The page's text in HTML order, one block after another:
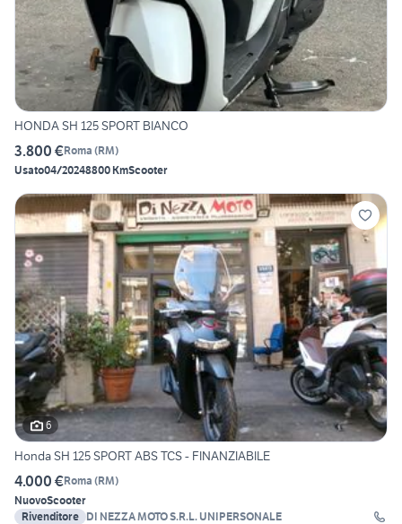
HONDA SH 125 SPORT BIANCO
3.800 €Roma (RM)
Usato04/20248800 KmScooter
6
Honda SH 125 SPORT ABS TCS - FINANZIABILE
4.000 €Roma (RM)
NuovoScooter
Rivenditore DI NEZZA MOTO S.R.L. UNIPERSONALE